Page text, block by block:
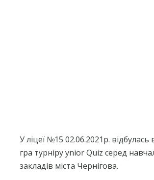
У ліцеї №15 02.06.2021р. відбулась
гра турніру ynior Quiz серед
закладів міста Чернігова.